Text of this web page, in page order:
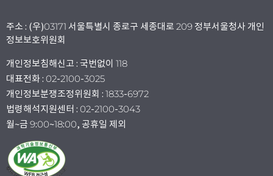
주소 : (우)03171 서울특별시 종로구 세종대로 209 정부서울청사 개인
정보보호위원회
개인정보침해신고 : 국번없이 118
대표전화 : 02-2100-3025
개인정보분쟁조정위원회 : 1833-6972
법령해석지원센터 : 02-2100-3043
월~금 9:00~18:00, 공휴일 제외